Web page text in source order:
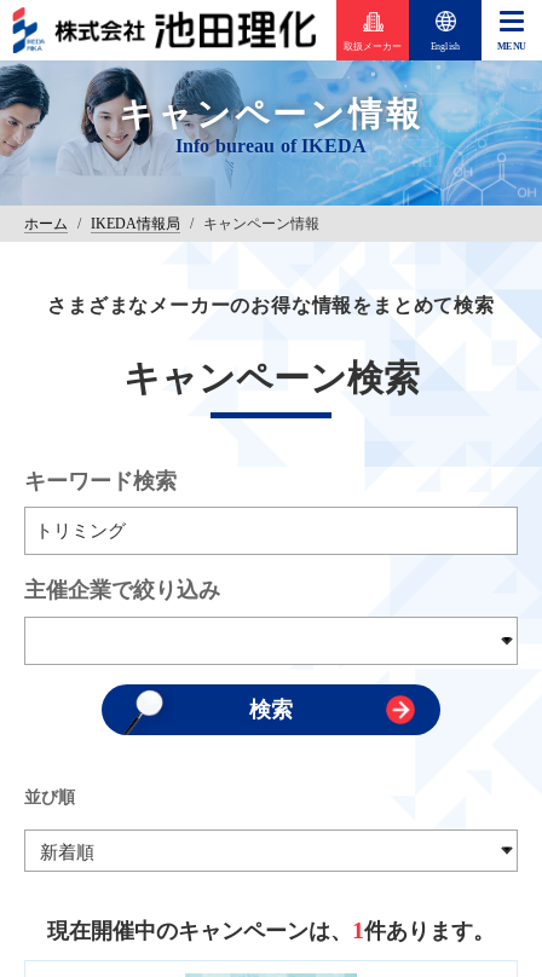
取扱メーカー English
キャンペーン情報
ホーム / IKEDA情報局 / キャンペーン情報
さまざまなメーカーのお得な情報をまとめて検索
キャンペーン検索
キーワード検索
主催企業で絞り込み
並び順
現在開催中のキャンペーンは、 1件あります。